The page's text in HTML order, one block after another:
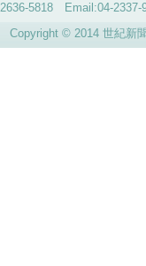
5818 Email:04-
Copyright © 2014 世紀新